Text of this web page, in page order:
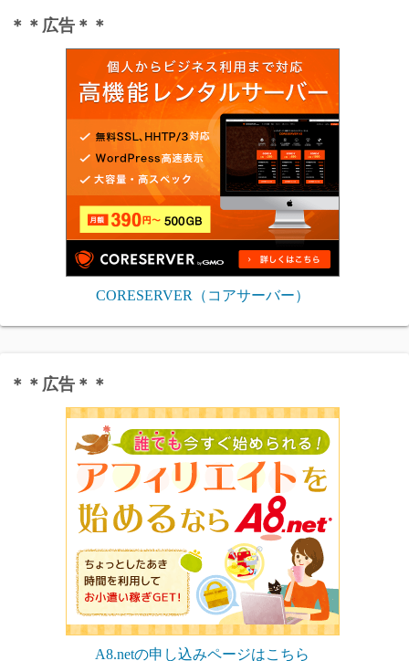
＊＊広告＊＊
CORESERVER（コアサーバー）
＊＊広告＊＊
A8.netの申し込みページはこちら